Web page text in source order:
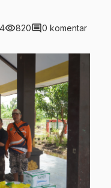
visibility820comment0 komentar